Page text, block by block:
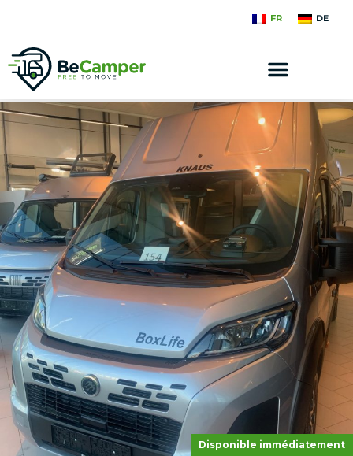
FR DE
Disponible immédiatement